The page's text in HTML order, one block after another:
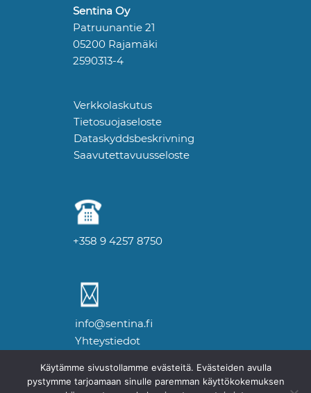
Sentina Oy
Patruunantie 21
05200 Rajamäki
2590313-4
Verkkolaskutus
Tietosuojaseloste
Dataskyddsbeskrivning
Saavutettavuusseloste
+358 9 4257 8750
info@sentina.fi
Yhteystiedot
Käytämme sivustollamme evästeitä. Evästeiden avulla
pystymme tarjoamaan sinulle paremman käyttökokemuksen